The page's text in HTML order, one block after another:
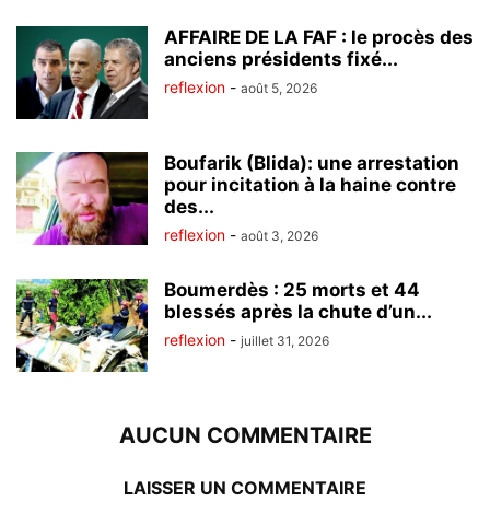
AFFAIRE DE LA FAF : le procès des
anciens présidents fixé...
reflexion - août 5, 2026
Boufarik (Blida): une arrestation
pour incitation à la haine contre
des...
reflexion - août 3, 2026
Boumerdès : 25 morts et 44
blessés après la chute d’un...
reflexion - juillet 31, 2026
AUCUN COMMENTAIRE
LAISSER UN COMMENTAIRE